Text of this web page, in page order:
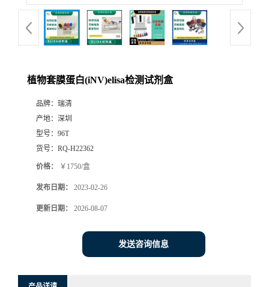
植物套膜蛋白(iNV)elisa检测试剂盒
品牌： 瑞清
产地： 深圳
型号： 96T
货号： RQ-H22362
价格： ￥1750/盒
发布日期： 2023-02-26
更新日期： 2026-08-07
发送咨询信息